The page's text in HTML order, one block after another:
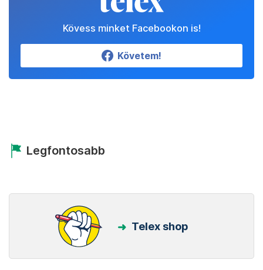
Kövess minket Facebookon is!
Követem!
Legfontosabb
Telex shop